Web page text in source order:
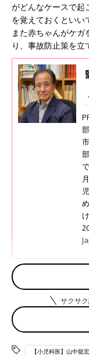
がどんなケースで起
を覚えておくといい
また赤ちゃんがケ
り、事故防止策を立
目次
包丁やはさ
傷口を消毒
切り傷・す
サクサ
【小児科医】山中龍